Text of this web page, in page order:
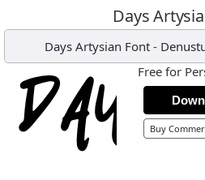
Days
Days Artysian Font-
Free for
Buy